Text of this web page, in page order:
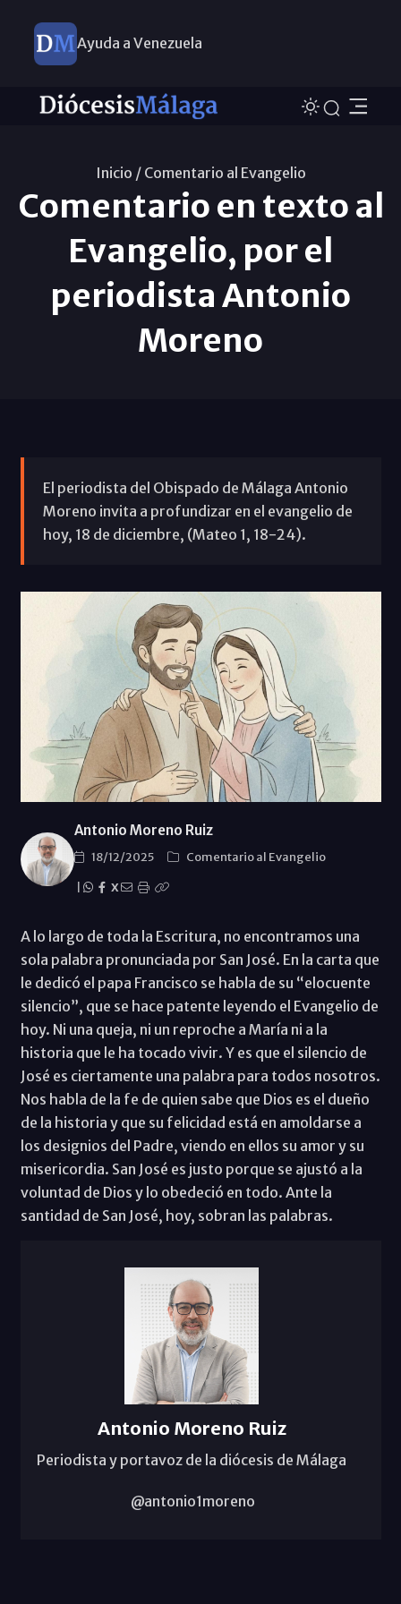
Ayuda a Venezuela
Inicio / Comentario al Evangelio
Comentario en texto al
Evangelio, por el
periodista Antonio
Moreno
El periodista del Obispado de Málaga Antonio
Moreno invita a profundizar en el evangelio de
hoy, 18 de diciembre, (Mateo 1, 18-24).
Antonio Moreno Ruiz
18/12/2025
Comentario al Evangelio
X
A lo largo de toda la Escritura, no encontramos una
sola palabra pronunciada por San José. En la carta que
le dedicó el papa Francisco se habla de su “elocuente
silencio”, que se hace patente leyendo el Evangelio de
hoy. Ni una queja, ni un reproche a María ni a la
historia que le ha tocado vivir. Y es que el silencio de
José es ciertamente una palabra para todos nosotros.
Nos habla de la fe de quien sabe que Dios es el dueño
de la historia y que su felicidad está en amoldarse a
los designios del Padre, viendo en ellos su amor y su
misericordia. San José es justo porque se ajustó a la
voluntad de Dios y lo obedeció en todo. Ante la
santidad de San José, hoy, sobran las palabras.
Antonio Moreno Ruiz
Periodista y portavoz de la diócesis de Málaga
@antonio1moreno